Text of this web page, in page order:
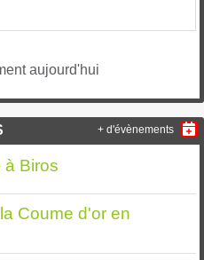
aujourd'hui
à Biros
Coume d'or en
+ d'évènements